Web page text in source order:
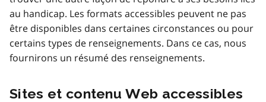
au handicap. Les formats accessibles peuvent ne pas
être disponibles dans certaines circonstances ou pour
certains types de renseignements. Dans ce cas, nous
fournirons un résumé des renseignements.
Sites et contenu Web accessibles